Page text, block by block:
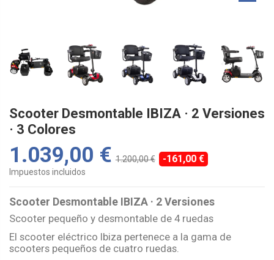
Scooter Desmontable IBIZA · 2 Versiones
· 3 Colores
1.039,00 € 1.200,00 € -161,00 €
Impuestos incluidos
Scooter Desmontable IBIZA · 2 Versiones
Scooter pequeño y desmontable de 4 ruedas
El scooter eléctrico Ibiza pertenece a la gama de
scooters pequeños de cuatro ruedas.